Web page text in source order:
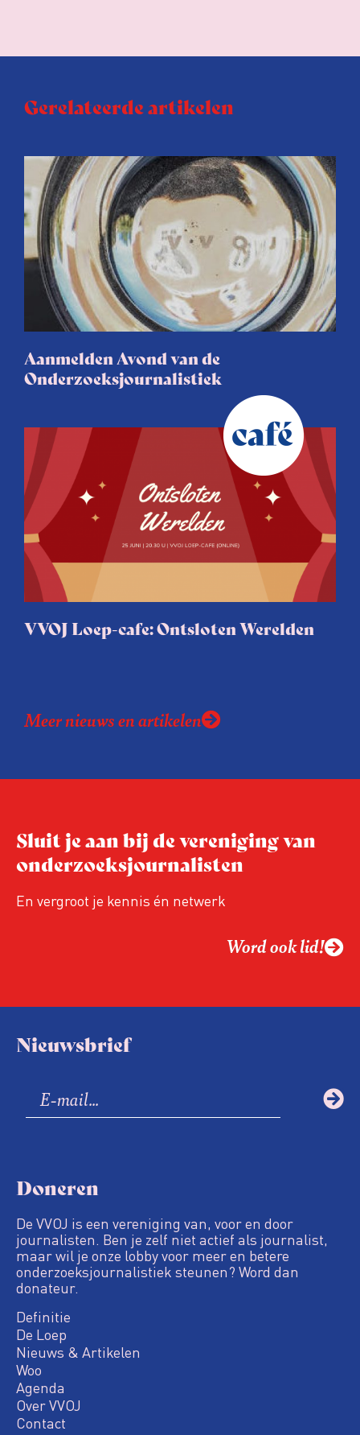
Gerelateerde artikelen
Aanmelden Avond van de
Onderzoeksjournalistiek
VVOJ Loep-cafe: Ontsloten Werelden
Meer nieuws en artikelen
Sluit je aan bij de vereniging van
onderzoeksjournalisten
En vergroot je kennis én netwerk
Word ook lid!
Nieuwsbrief
Doneren
De VVOJ is een vereniging van, voor en door
journalisten. Ben je zelf niet actief als journalist,
maar wil je onze lobby voor meer en betere
onderzoeksjournalistiek steunen? Word dan
donateur.
Definitie
De Loep
Nieuws & Artikelen
Woo
Agenda
Over VVOJ
Contact